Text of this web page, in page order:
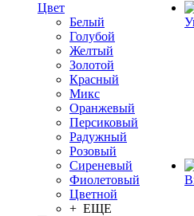
Цвет
Белый
Голубой
Желтый
Золотой
Красный
Микс
Оранжевый
Персиковый
Радужный
Розовый
Сиреневый
Фиолетовый
Цветной
+ ЕЩЕ